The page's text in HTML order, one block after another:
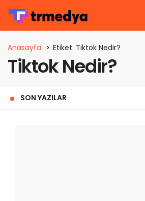
Anasayfa Etiket: Tiktok Nedir?
Tiktok Nedir?
SON YAZILAR